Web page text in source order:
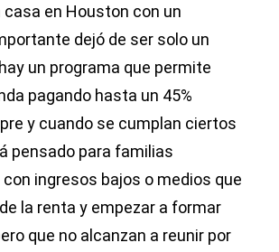
casa en Houston con un
dejó de ser solo un
un programa que permite
pagando hasta un 45%
y cuando se cumplan ciertos
pensado para familias
ingresos bajos o medios que
la renta y empezar a formar
que no alcanzan a reunir por